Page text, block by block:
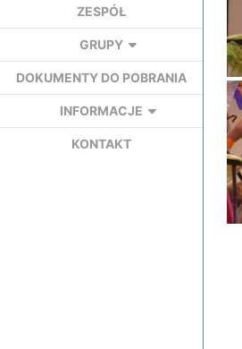
ZESPÓŁ
GRUPY
DOKUMENTY DO POBRANIA
INFORMACJE
KONTAKT